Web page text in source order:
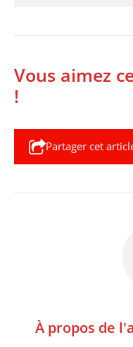
Vous aimez
!
Partager cet
À propos de